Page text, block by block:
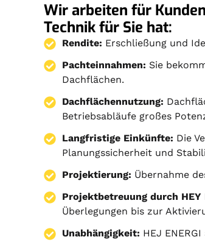
Wir arbeiten für
Technik für Sie hat:
Rendite: Erschließung und
Pachteinnahmen: Sie
Dachflächen.
Dachflächennutzung:
Betriebsabläufe großes
Langfristige Einkünfte: Die
Planungssicherheit und
Projektierung: Übernahme
Projektbetreuung durch HEY
Überlegungen bis zur
Unabhängigkeit: HEJ